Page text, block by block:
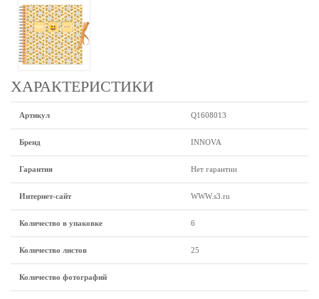
ХАРАКТЕРИСТИКИ
Артикул Q1608013
Бренд INNOVA
Гарантия Нет гарантии
Интернет-сайт WWW.s3.ru
Количество в упаковке 6
Количество листов 25
Количество фотографий